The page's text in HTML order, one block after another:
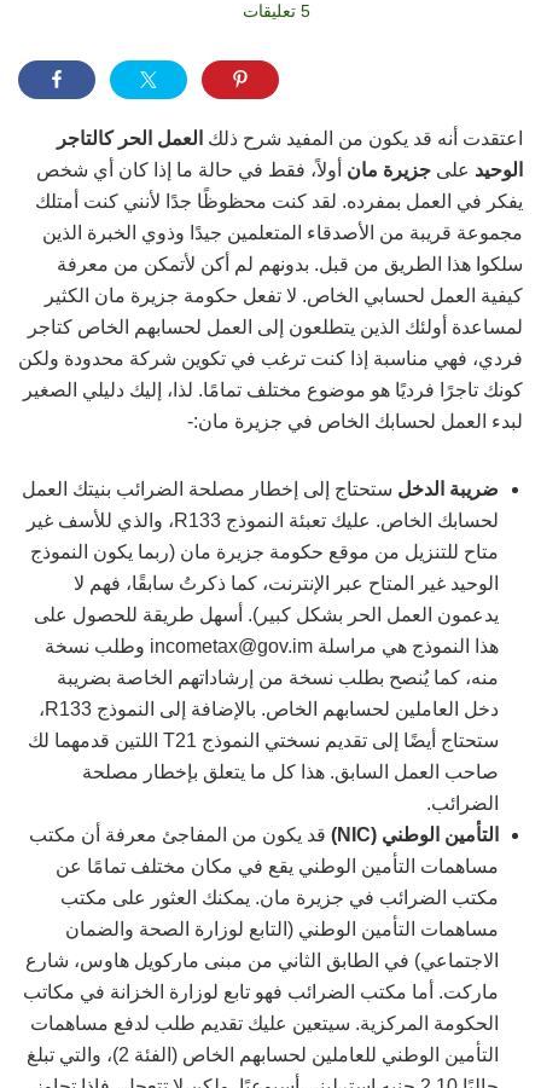
5 تعليقات
اعتقدت أنه قد يكون من المفيد شرح ذلك العمل الحر كالتاجر
الوحيد على جزيرة مان أولاً، فقط في حالة ما إذا كان أي شخص
يفكر في العمل بمفرده. لقد كنت محظوظًا جدًا لأنني كنت أمتلك
مجموعة قريبة من الأصدقاء المتعلمين جيدًا وذوي الخبرة الذين
سلكوا هذا الطريق من قبل. بدونهم لم أكن لأتمكن من معرفة
كيفية العمل لحسابي الخاص. لا تفعل حكومة جزيرة مان الكثير
لمساعدة أولئك الذين يتطلعون إلى العمل لحسابهم الخاص كتاجر
فردي، فهي مناسبة إذا كنت ترغب في تكوين شركة محدودة ولكن
كونك تاجرًا فرديًا هو موضوع مختلف تمامًا. لذا، إليك دليلي الصغير
لبدء العمل لحسابك الخاص في جزيرة مان:-
ضريبة الدخل ستحتاج إلى إخطار مصلحة الضرائب بنيتك العمل
لحسابك الخاص. عليك تعبئة النموذج R133، والذي للأسف غير
متاح للتنزيل من موقع حكومة جزيرة مان (ربما يكون النموذج
الوحيد غير المتاح عبر الإنترنت، كما ذكرتُ سابقًا، فهم لا
يدعمون العمل الحر بشكل كبير). أسهل طريقة للحصول على
هذا النموذج هي مراسلة incometax@gov.im وطلب نسخة
منه، كما يُنصح بطلب نسخة من إرشاداتهم الخاصة بضريبة
دخل العاملين لحسابهم الخاص. بالإضافة إلى النموذج R133،
ستحتاج أيضًا إلى تقديم نسختي النموذج T21 اللتين قدمهما لك
صاحب العمل السابق. هذا كل ما يتعلق بإخطار مصلحة
الضرائب.
التأمين الوطني (NIC)
قد يكون من المفاجئ معرفة أن مكتب
مساهمات التأمين الوطني يقع في مكان مختلف تمامًا عن
مكتب الضرائب في جزيرة مان. يمكنك العثور على مكتب
مساهمات التأمين الوطني (التابع لوزارة الصحة والضمان
الاجتماعي) في الطابق الثاني من مبنى ماركويل هاوس، شارع
ماركت. أما مكتب الضرائب فهو تابع لوزارة الخزانة في مكاتب
الحكومة المركزية. سيتعين عليك تقديم طلب لدفع مساهمات
التأمين الوطني للعاملين لحسابهم الخاص (الفئة 2)، والتي تبلغ